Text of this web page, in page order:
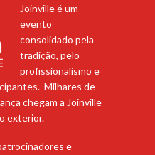
Joinville é um
evento
consolidado pela
tradição, pelo
profissionalismo e
Milhares de
chegam a Joinville
exterior.
e